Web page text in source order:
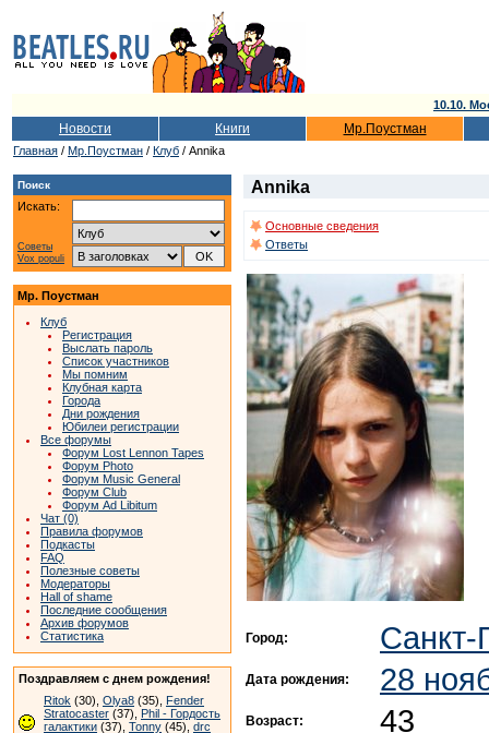
10.10.
Новости Книги Мр.Поустман
Главная / Мр.Поустман / Клуб / Annika
Поиск
Искать:
Советы
Vox populi
Мр. Поустман
Клуб
Регистрация
Выслать пароль
Список участников
Мы помним
Клубная карта
Города
Дни рождения
Юбилеи регистрации
Все форумы
Форум Lost Lennon Tapes
Форум Photo
Форум Music General
Форум Club
Форум Ad Libitum
Чат (0)
Правила форумов
Подкасты
FAQ
Полезные советы
Модераторы
Hall of shame
Последние сообщения
Архив форумов
Статистика
Поздравляем с днем рождения!
Ritok (30), Olya8 (35), Fender
Stratocaster (37), Phil - Гордость
галактики (37), Tonny (45), drc
Annika
Основные сведения
Ответы
Город: Санкт-
Дата рождения: 28
Возраст: 43